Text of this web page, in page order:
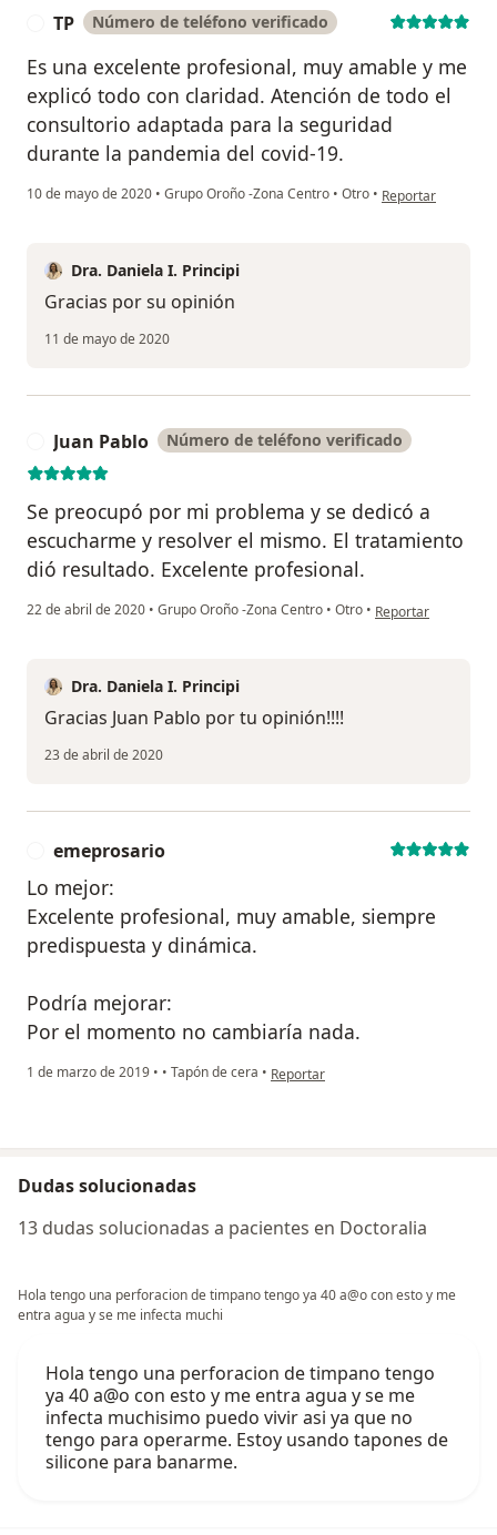
TP Número de teléfono verificado
Es una excelente profesional, muy amable y me
explicó todo con claridad. Atención de todo el
consultorio adaptada para la seguridad
durante la pandemia del covid-19.
10 de mayo de 2020 • Grupo Oroño -Zona Centro • Otro • en opinión del
Reportar
Dra. Daniela I. Principi
Gracias por su opinión
11 de mayo de 2020
Juan Pablo Número de teléfono verificado
Se preocupó por mi problema y se dedicó a
escucharme y resolver el mismo. El tratamiento
dió resultado. Excelente profesional.
22 de abril de 2020 • Grupo Oroño -Zona Centro • Otro • en opinión del
Reportar
Dra. Daniela I. Principi
Gracias Juan Pablo por tu opinión!!!!
23 de abril de 2020
emeprosario
Lo mejor:
Excelente profesional, muy amable, siempre
predispuesta y dinámica.
Podría mejorar:
Por el momento no cambiaría nada.
1 de marzo de 2019 • • Tapón de cera • en opinión del usuario emeprosario
Reportar
Dudas solucionadas
13 dudas solucionadas a pacientes en Doctoralia
Hola tengo una perforacion de timpano tengo ya 40 a@o con esto y me
entra agua y se me infecta muchi
Hola tengo una perforacion de timpano tengo
ya 40 a@o con esto y me entra agua y se me
infecta muchisimo puedo vivir asi ya que no
tengo para operarme. Estoy usando tapones de
silicone para banarme.